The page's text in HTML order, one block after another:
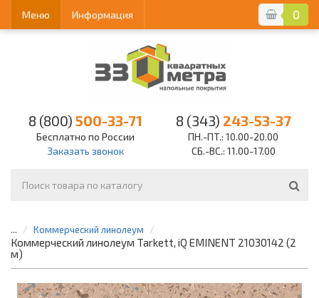
0
Меню Информация
8 (800) 500-33-71
Бесплатно по России
Заказать звонок
8 (343) 243-53-37
ПН.-ПТ.: 10.00-20.00
СБ.-ВС.: 11.00-17.00
... Коммерческий линолеум
Коммерческий линолеум Tarkett, iQ EMINENT 21030142 (2
м)